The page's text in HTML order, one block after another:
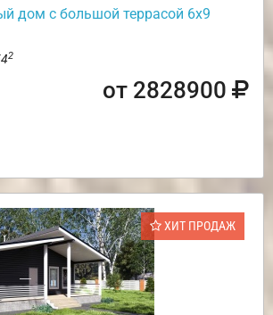
дом с большой террасой 6х9
2
от 2828900
ХИТ ПРОДАЖ